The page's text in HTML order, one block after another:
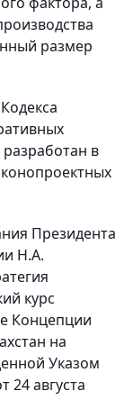
размер
Кодекса
в
Президента
Н.А.
курс
Концепции
на
Указом
24 августа